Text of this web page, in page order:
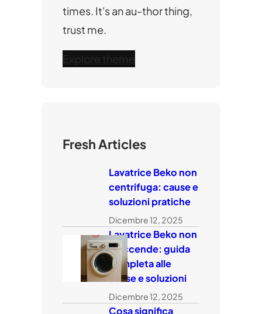
times. It's an au-thor thing,
trust me.
Explore theme
Fresh Articles
Lavatrice Beko non
centrifuga: cause e
soluzioni pratiche
Dicembre 12, 2025
Lavatrice Beko non
si accende: guida
completa alle
cause e soluzioni
Dicembre 12, 2025
Cosa significa